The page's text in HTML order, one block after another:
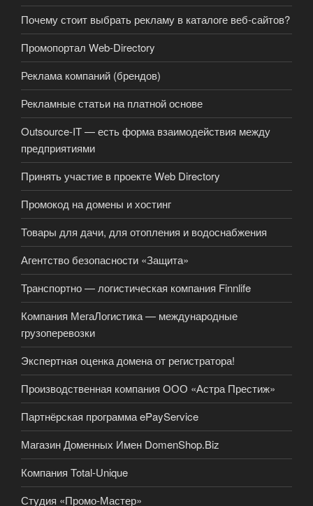
Почему стоит выбрать рекламу в каталоге веб-сайтов?
Промопортал Web-Directory
Реклама компаний (брендов)
Рекламные статьи на платной основе
Outsource-IT — есть форма взаимодействия между
предприятиями
Принять участие в проекте Web Directory
Промокод на домены и хостинг
Товары для дачи, для отопления и водоснабжения
Агентство безопасности «Защита»
Транспортно — логистическая компания Finnlife
Компания МегаЛогистика — международные
грузоперевозки
Экспертная оценка домена от регистратора!
Производственная компания ООО «Астра Престиж»
Партнёрская программа ePayService
Магазин Доменных Имен DomenShop.Biz
Компания Total-Unique
Студия «Промо-Мастер»